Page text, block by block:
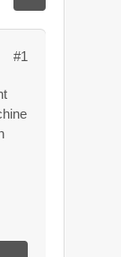
#1